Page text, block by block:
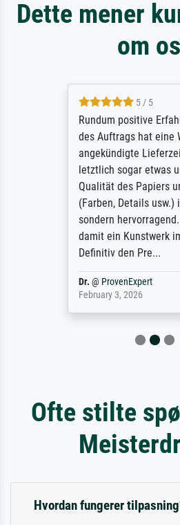
Dette mener
om
5 / 5
Rundum positive
des Auftrags hat eine
angekündigte Lieferzeit
letztlich sogar etwas
Qualität des Papiers und
(Farben, Details usw.) ist
sondern hervorragend.
damit ein Kunstwerk im
Definitiv den Pre...
@ProvenExpert
February 3, 2026
Ofte stilte
Hvordan fungerer